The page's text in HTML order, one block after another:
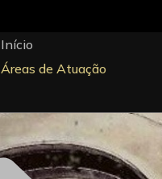
Início
Áreas de Atuação